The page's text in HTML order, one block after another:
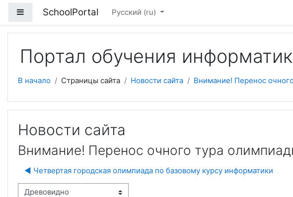
Боковая панель
SchoolPortal Русский ‎(ru)‎
Портал обучения
В начало Страницы сайта Новости сайта Внимание! Перенос
Новости сайта
Внимание! Перенос очного тура
◀︎ Четвертая городская олимпиада по базовому курсу информатики
отображения